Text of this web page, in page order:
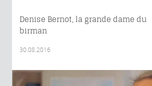
Denise Bernot, la grande dame du
birman
30.08.2016